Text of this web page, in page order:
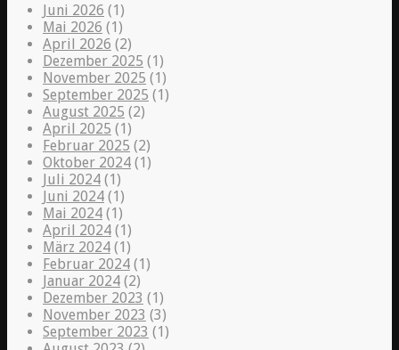
Juni 2026 (1)
Mai 2026 (1)
April 2026 (2)
Dezember 2025 (1)
November 2025 (1)
September 2025 (1)
August 2025 (2)
April 2025 (1)
Februar 2025 (2)
Oktober 2024 (1)
Juli 2024 (1)
Juni 2024 (1)
Mai 2024 (1)
April 2024 (1)
März 2024 (1)
Februar 2024 (1)
Januar 2024 (2)
Dezember 2023 (1)
November 2023 (3)
September 2023 (1)